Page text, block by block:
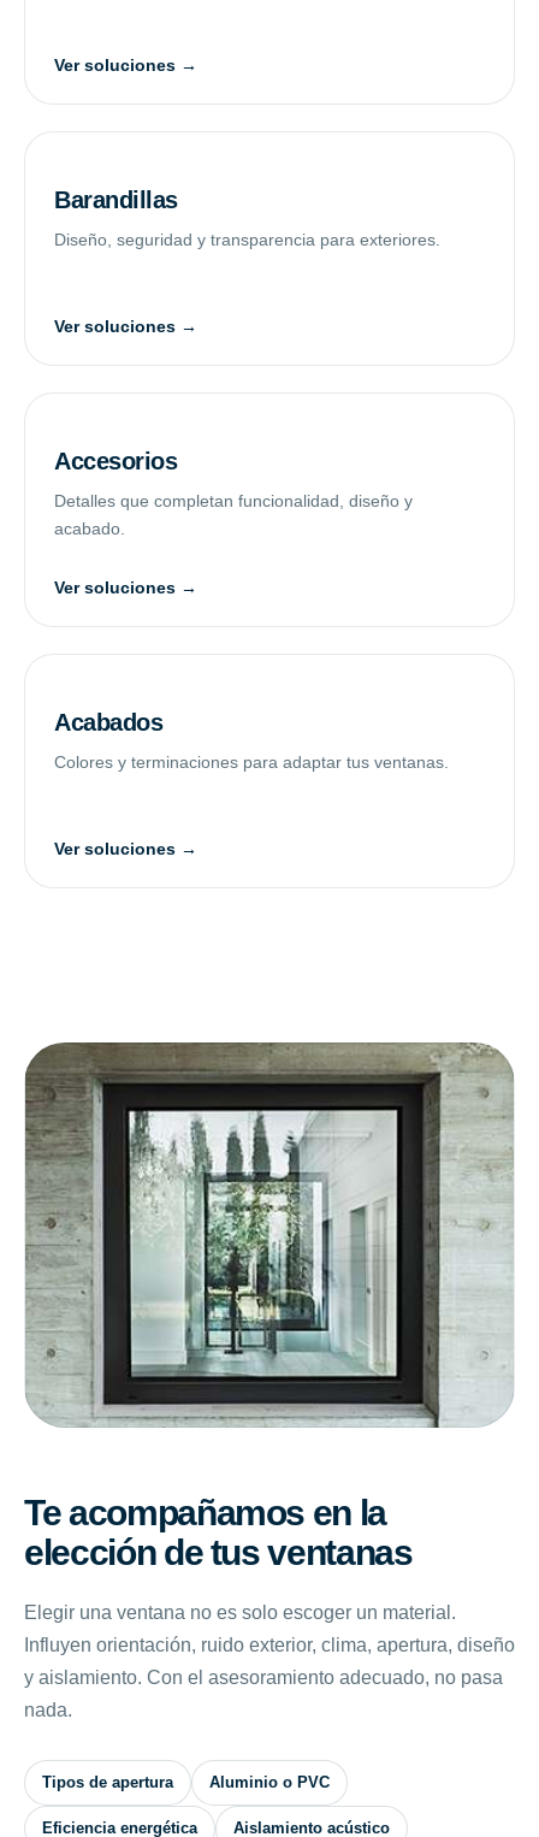
Ver soluciones →
Barandillas
Diseño, seguridad y transparencia para exteriores.
Ver soluciones →
Accesorios
Detalles que completan funcionalidad, diseño y
acabado.
Ver soluciones →
Acabados
Colores y terminaciones para adaptar tus ventanas.
Ver soluciones →
Te acompañamos en la
elección de tus ventanas
Elegir una ventana no es solo escoger un material.
Influyen orientación, ruido exterior, clima, apertura, diseño
y aislamiento. Con el asesoramiento adecuado, no pasa
nada.
Tipos de apertura Aluminio o PVC
Eficiencia energética Aislamiento acústico